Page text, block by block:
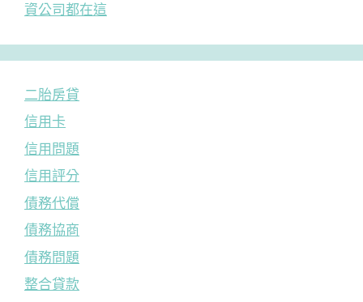
資公司都在這
二胎房貸
信用卡
信用問題
信用評分
債務代償
債務協商
債務問題
整合貸款